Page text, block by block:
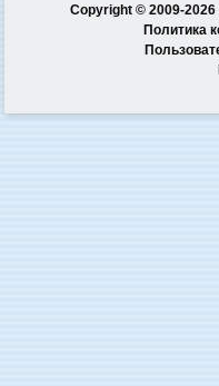
Copyright © 2009-
Политика